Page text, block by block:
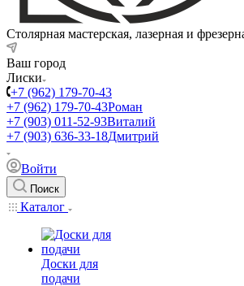
Столярная мастерская, лазерная и
Ваш город
Лиски
+7 (962) 179-70-43
+7 (962) 179-70-43Роман
+7 (903) 011-52-93Виталий
+7 (903) 636-33-18Дмитрий
Войти
Поиск
Каталог
Доски для
подачи